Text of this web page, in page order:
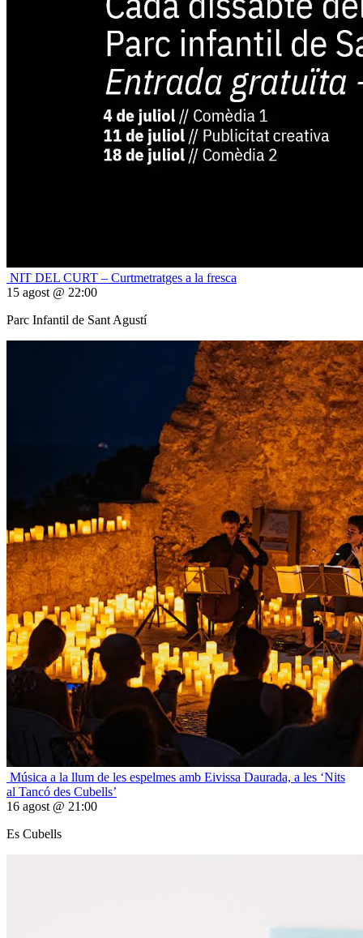
NIT DEL CURT – Curtmetratges a la fresca
15 agost @ 22:00
Parc Infantil de Sant Agustí
Música a la llum de les espelmes amb Eivissa Daurada, a les ‘Nits
al Tancó des Cubells’
16 agost @ 21:00
Es Cubells